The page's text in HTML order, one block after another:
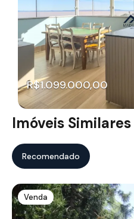
R$1.099.000,00
Imóveis Similares
Recomendado
Venda